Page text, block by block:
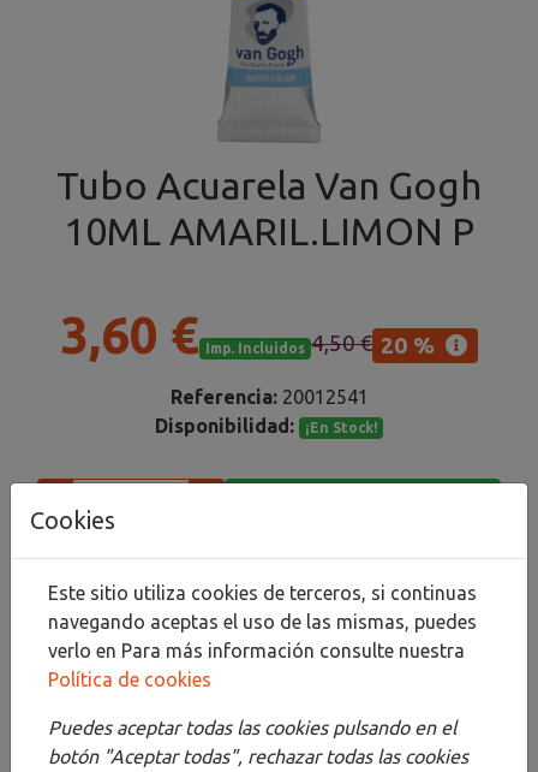
Tubo Acuarela Van Gogh
10ML AMARIL.LIMON P
3,60 € Imp. Incluidos 4,50 € 20 %
Referencia: 20012541
Disponibilidad:
¡En Stock!
Compartir
Descripción
Detalles
Cookies
Este sitio utiliza cookies de terceros, si continuas
navegando aceptas el uso de las mismas, puedes
verlo en Para más información consulte nuestra
Política de cookies
Puedes aceptar todas las cookies pulsando en el
botón "Aceptar todas", rechazar todas las cookies